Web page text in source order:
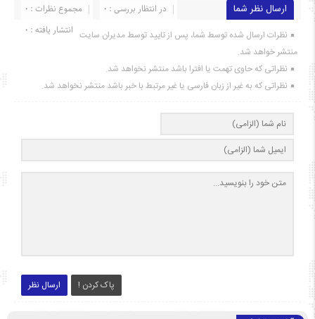
ارسال نظر شما مجموع نظرات : 0
در انتظار بررسی : 0
انتشار یافته : ۰ نظرات ارسال شده توسط شما، پس از تایید توسط مدیران سایت
منتشر خواهد شد.
نظراتی که حاوی تهمت یا افترا باشد منتشر نخواهد شد.
نظراتی که به غیر از زبان فارسی یا غیر مرتبط با خبر باشد منتشر نخواهد شد.
ارسال نظر پاک کردن !